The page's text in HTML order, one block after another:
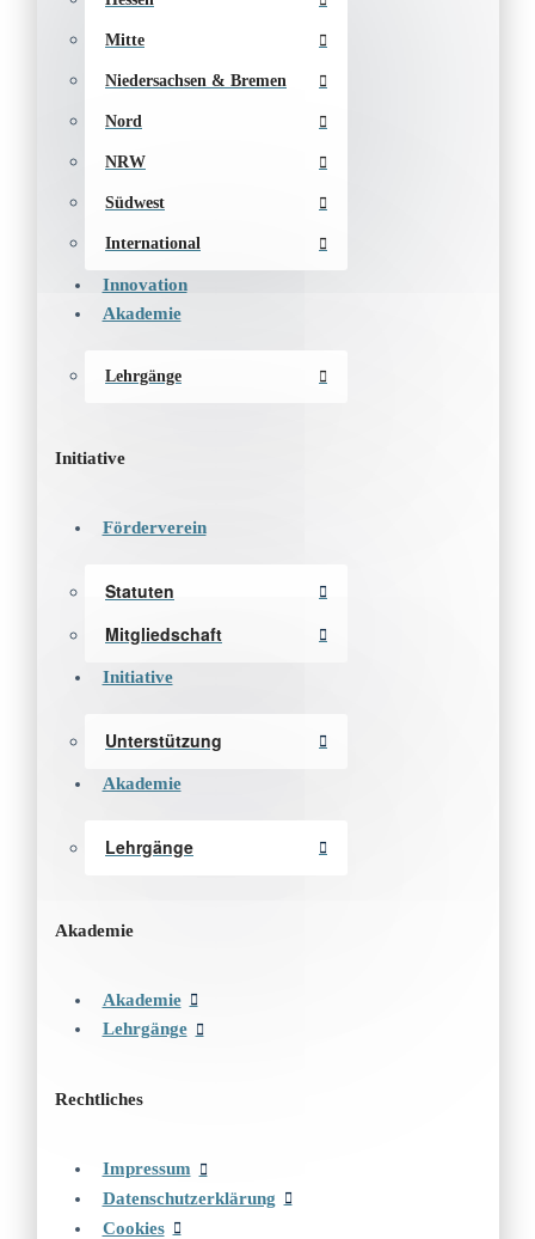
Mitte
Niedersachsen & Bremen
Nord
NRW
Südwest
International
Innovation
Akademie
Lehrgänge
Initiative
Förderverein
Statuten
Mitgliedschaft
Initiative
Unterstützung
Akademie
Lehrgänge
Akademie
Akademie
Lehrgänge
Rechtliches
Impressum
Datenschutzerklärung
Cookies